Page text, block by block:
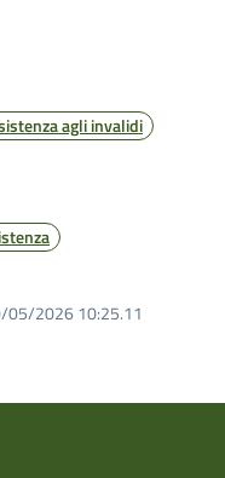
agli invalidi
05/2026 10:25.11